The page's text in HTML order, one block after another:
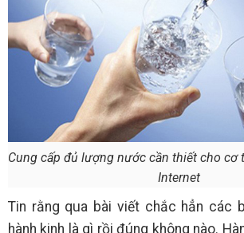
Cung cấp đủ lượng nước cần thiết cho cơ
Internet
Tin rằng qua bài viết chắc hẳn các
hành kinh là gì rồi đúng không nào.